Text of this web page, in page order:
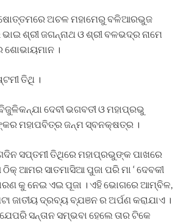
ଅଚଳ ମହାମେରୁ ବଳିଆରଭୁଜ
ଶ୍ରୀ ଜଗନ୍ନାଥ ଓ ଶ୍ରୀ ବଳଭଦ୍ର ନାମେ
ଶୋଭାୟମାନ ।
ତିଥି ।
ଦେବୀ ଭଗବତୀ ଓ ମହାପ୍ରଭୁ
ମହାପବିତ୍ର ଜନ୍ମ ସ୍ବନକ୍ଷତ୍ର ।
ସପ୍ତମୀ ତିଥିରେ ମହାପ୍ରଭୁଙ୍କ ପାଖରେ
ଆମର ସାତମାସିଆ ପୁଜା ପରି ମା ‘ ଦେବକୀ
କୁ ନେଇ ଏଇ ପୂଜା । ଏହି ଭୋଗରେ ଆମ୍ବିଳ,
ଜାତୀୟ ଦ୍ରବ୍ୟ ବ୍ଯଞନ ର ଅର୍ପଣ କରାଯାଏ ।
ଯେପରି ସନ୍ତାନ ସମ୍ଭବା ହେଲେ ତାର ଟିକେ